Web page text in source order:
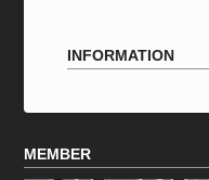
INFORMATION
MEMBER